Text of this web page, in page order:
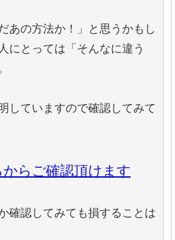
あの方法か！」と思うかもし
にとっては「そんなに違う
していますので確認してみて
らご確認頂けます
確認してみても損することは